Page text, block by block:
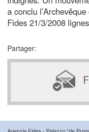
a conclu
Fides 21/3/2008
Partager: